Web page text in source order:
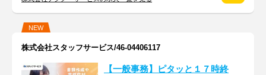
NEW
株式会社スタッフサービス/46-04406117
【一般事務】ピタッと１７時終